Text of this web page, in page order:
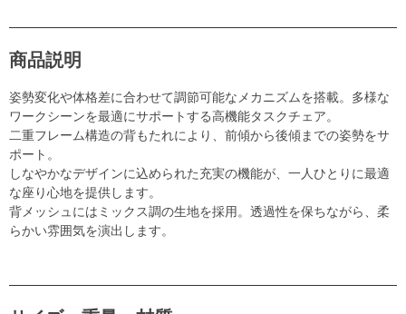
商品説明
姿勢変化や体格差に合わせて調節可能なメカニズムを搭載。多様な
ワークシーンを最適にサポートする高機能タスクチェア。
二重フレーム構造の背もたれにより、前傾から後傾までの姿勢をサ
ポート。
しなやかなデザインに込められた充実の機能が、一人ひとりに最適
な座り心地を提供します。
背メッシュにはミックス調の生地を採用。透過性を保ちながら、柔
らかい雰囲気を演出します。